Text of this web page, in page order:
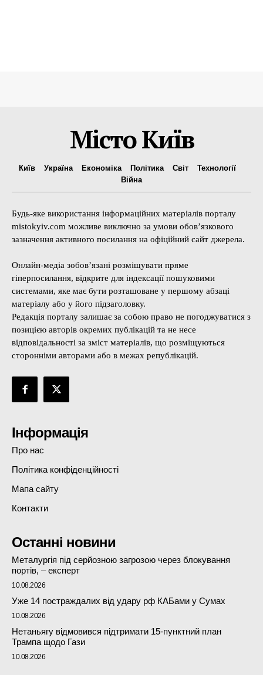
Місто Київ
Київ Україна Економіка Політика Світ
Технології
Війна
Будь-яке використання інформаційних матеріалів порталу
mistokyiv.com можливе виключно за умови обов’язкового
зазначення активного посилання на офіційний сайт джерела.
Онлайн-медіа зобов’язані розміщувати пряме
гіперпосилання, відкрите для індексації пошуковими
системами, яке має бути розташоване у першому абзаці
матеріалу або у його підзаголовку.
Редакція порталу залишає за собою право не погоджуватися з
позицією авторів окремих публікацій та не несе
відповідальності за зміст матеріалів, що розміщуються
сторонніми авторами або в межах републікацій.
Інформація
Про нас
Політика конфіденційності
Мапа сайту
Контакти
Останні новини
Металургія під серйозною загрозою через блокування
портів, – експерт
10.08.2026
Уже 14 постраждалих від удару рф КАБами у Сумах
10.08.2026
Нетаньягу відмовився підтримати 15-пунктний план
Трампа щодо Гази
10.08.2026